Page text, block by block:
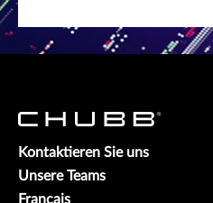
Kontaktieren Sie uns
Unsere Teams
Français